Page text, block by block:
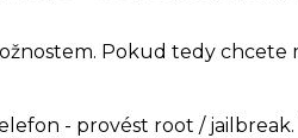
Pokud tedy
- provést root / jailbreak.